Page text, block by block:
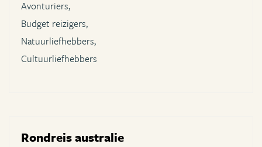
Avonturiers,
Budget reizigers,
Natuurliefhebbers,
Cultuurliefhebbers
Rondreis australie